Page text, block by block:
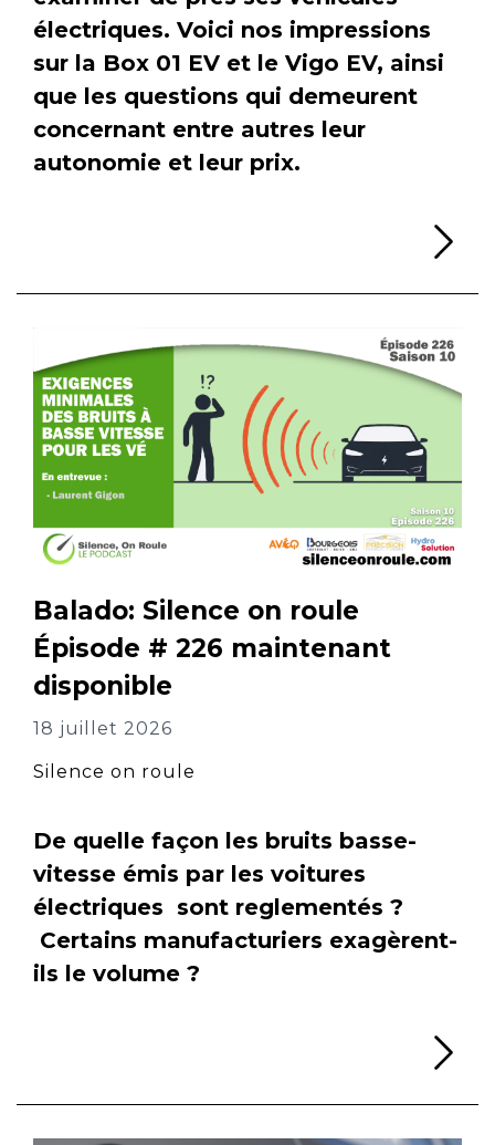
électriques. Voici nos impressions
sur la Box 01 EV et le Vigo EV, ainsi
que les questions qui demeurent
concernant entre autres leur
autonomie et leur prix.
Balado: Silence on roule
Épisode # 226 maintenant
disponible
18 juillet 2026
Silence on roule
De quelle façon les bruits basse-
vitesse émis par les voitures
électriques sont reglementés ?
Certains manufacturiers exagèrent-
ils le volume ?